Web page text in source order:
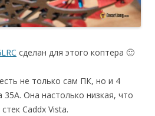
сделан для этого коптера 🙂
не только сам ПК, но и 4
35А. Она настолько низкая, что
Caddx Vista.